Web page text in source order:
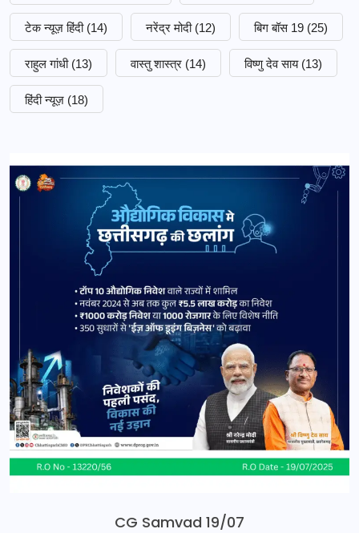
टेक न्यूज़ हिंदी (14) नरेंद्र मोदी (12) बिग बॉस 19 (25)
राहुल गांधी (13) वास्तु शास्त्र (14) विष्णु देव साय (13)
हिंदी न्यूज़ (18)
CG Samvad 19/07